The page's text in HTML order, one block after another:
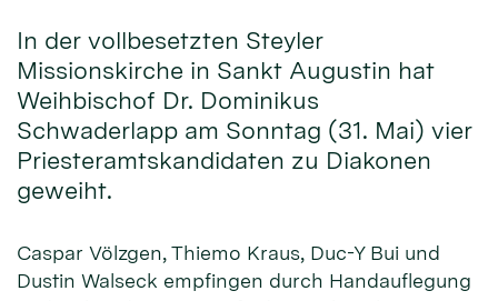
In der vollbesetzten Steyler
Missionskirche in Sankt Augustin hat
Weihbischof Dr. Dominikus
Schwaderlapp am Sonntag (31. Mai) vier
Priesteramtskandidaten zu Diakonen
geweiht.
Caspar Völzgen, Thiemo Kraus, Duc-Y Bui und
Dustin Walseck empfingen durch Handauflegung